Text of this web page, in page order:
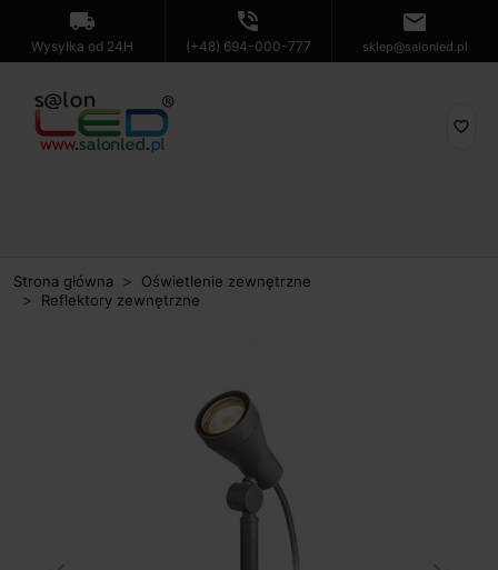
local_shipping
Wysyłka od 24H
phone_in_talk
(+48) 694-000-777
mail
sklep@salonled.pl
favorite_border
Strona główna
Oświetlenie zewnętrzne
Reflektory zewnętrzne